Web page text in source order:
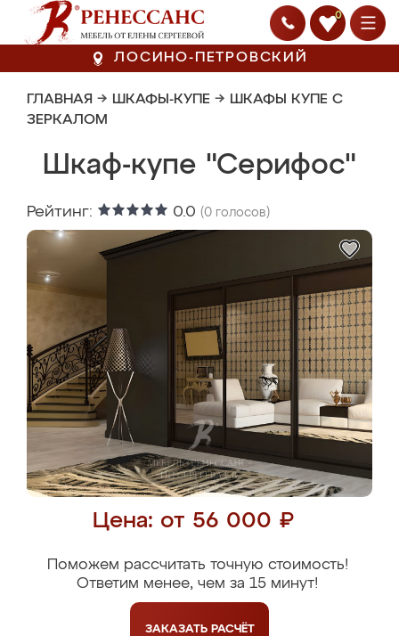
0
ЛОСИНО-ПЕТРОВСКИЙ
ГЛАВНАЯ → ШКАФЫ-КУПЕ → ШКАФЫ КУПЕ С
ЗЕРКАЛОМ
Шкаф-купе "Серифос"
Рейтинг: 0.0 (0 голосов)
Цена: от 56 000 ₽
Поможем рассчитать точную стоимость!
Ответим менее, чем за 15 минут!
ЗАКАЗАТЬ РАСЧЁТ